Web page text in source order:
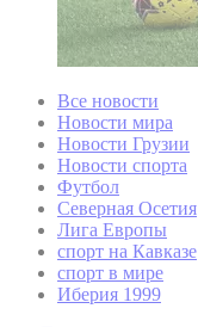
Все новости
Новости мира
Новости Грузии
Новости спорта
Футбол
Северная Осетия
Лига Европы
спорт на Кавказе
спорт в мире
Иберия 1999